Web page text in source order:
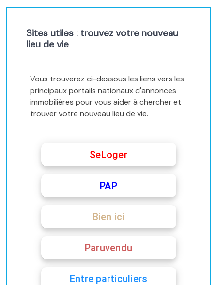
Sites utiles : trouvez votre nouveau
lieu de vie
Vous trouverez ci-dessous les liens vers les
principaux portails nationaux d'annonces
immobilières pour vous aider à chercher et
trouver votre nouveau lieu de vie.
SeLoger
PAP
Bien ici
Paruvendu
Entre particuliers